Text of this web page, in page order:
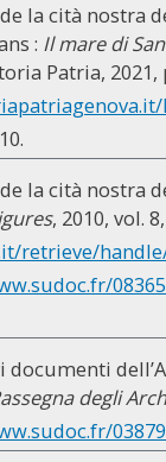
de la cità
: Il mare di
Patria, 2021,
de la cità
, 2010, vol.
retrieve/handle/
documenti
degli